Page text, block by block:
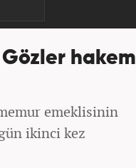
hakem
emeklisinin
ikinci kez